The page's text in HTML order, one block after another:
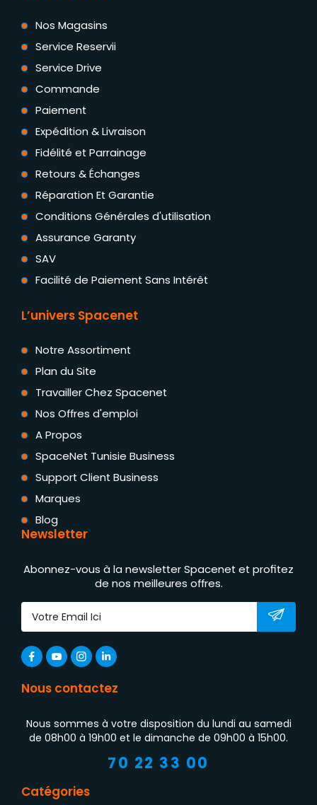
Nos Magasins
Service Reservii
Service Drive
Commande
Paiement
Expédition & Livraison
Fidélité et Parrainage
Retours & Échanges
Réparation Et Garantie
Conditions Générales d'utilisation
Assurance Garanty
SAV
Facilité de Paiement Sans Intérêt
L’univers Spacenet
Notre Assortiment
Plan du Site
Travailler Chez Spacenet
Nos Offres d'emploi
A Propos
SpaceNet Tunisie Business
Support Client Business
Marques
Blog
Newsletter
Abonnez-vous à la newsletter Spacenet et profitez
de nos meilleures offres.
Nous contactez
Nous sommes à votre disposition du lundi au samedi
de 08h00 à 19h00 et le dimanche de 09h00 à 15h00.
70 22 33 00
Catégories